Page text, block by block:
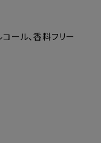
ール、香料フリー